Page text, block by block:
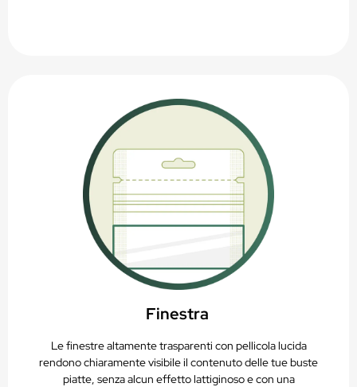
Finestra
Le finestre altamente trasparenti con pellicola lucida
rendono chiaramente visibile il contenuto delle tue buste
piatte, senza alcun effetto lattiginoso e con una